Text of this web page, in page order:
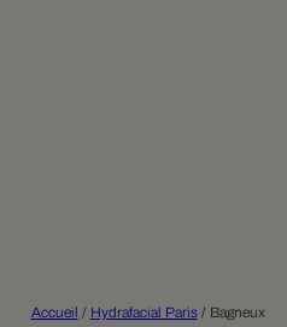
Accueil / Hydrafacial Paris/ Bagneux